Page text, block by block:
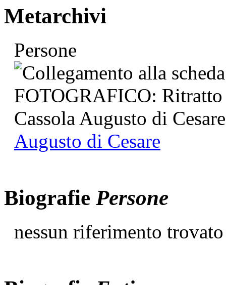
Metarchivi
Persone
Augusto di Cesare
Biografie Persone
nessun riferimento trovato